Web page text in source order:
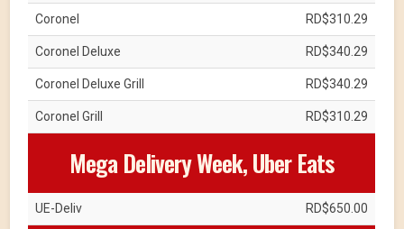
Coronel RD$310.29
Coronel Deluxe RD$340.29
Coronel Deluxe Grill RD$340.29
Coronel Grill RD$310.29
Mega Delivery Week, Uber Eats
UE-Deliv RD$650.00